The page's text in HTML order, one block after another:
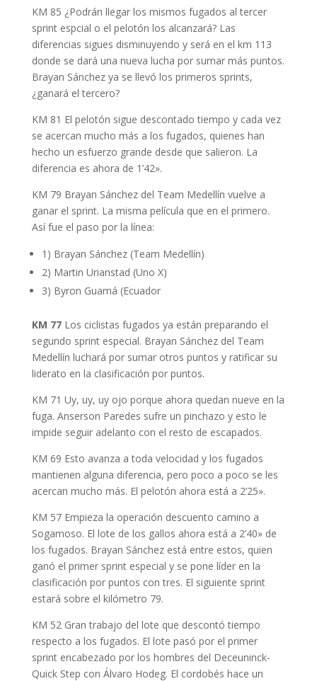
KM 85 ¿Podrán llegar los mismos fugados al tercer
sprint espcial o el pelotón los alcanzará? Las
diferencias sigues disminuyendo y será en el km 113
donde se dará una nueva lucha por sumar más puntos.
Brayan Sánchez ya se llevó los primeros sprints,
¿ganará el tercero?
KM 81 El pelotón sigue descontado tiempo y cada vez
se acercan mucho más a los fugados, quienes han
hecho un esfuerzo grande desde que salieron. La
diferencia es ahora de 1’42».
KM 79 Brayan Sánchez del Team Medellín vuelve a
ganar el sprint. La misma película que en el primero.
Así fue el paso por la línea:
1) Brayan Sánchez (Team Medellín)
2) Martin Urianstad (Uno X)
3) Byron Guamá (Ecuador
KM 77 Los ciclistas fugados ya están preparando el
segundo sprint especial. Brayan Sánchez del Team
Medellín luchará por sumar otros puntos y ratificar su
liderato en la clasificación por puntos.
KM 71 Uy, uy, uy ojo porque ahora quedan nueve en la
fuga. Anserson Paredes sufre un pinchazo y esto le
impide seguir adelanto con el resto de escapados.
KM 69 Esto avanza a toda velocidad y los fugados
mantienen alguna diferencia, pero poco a poco se les
acercan mucho más. El pelotón ahora está a 2’25».
KM 57 Empieza la operación descuento camino a
Sogamoso. El lote de los gallos ahora está a 2’40» de
los fugados. Brayan Sánchez está entre estos, quien
ganó el primer sprint especial y se pone líder en la
clasificación por puntos con tres. El siguiente sprint
estará sobre el kilómetro 79.
KM 52 Gran trabajo del lote que descontó tiempo
respecto a los fugados. El lote pasó por el primer
sprint encabezado por los hombres del Deceuninck-
Quick Step con Álvaro Hodeg. El cordobés hace un